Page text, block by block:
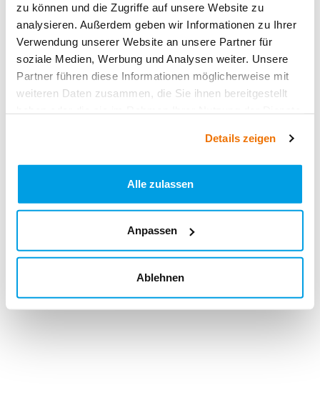
zu können und die Zugriffe auf unsere Website zu
analysieren. Außerdem geben wir Informationen zu Ihrer
Verwendung unserer Website an unsere Partner für
soziale Medien, Werbung und Analysen weiter. Unsere
Partner führen diese Informationen möglicherweise mit
weiteren Daten zusammen, die Sie ihnen bereitgestellt
Details zeigen
Alle zulassen
Anpassen
Ablehnen